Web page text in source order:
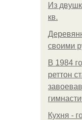
Из
кв.
своими
В 1984
реттон
Кухня -